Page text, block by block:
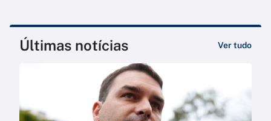
Últimas notícias Ver tudo